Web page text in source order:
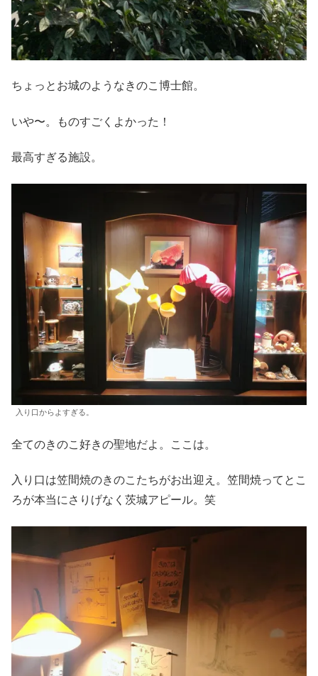
ちょっとお城のようなきのこ博士館。
いや〜。ものすごくよかった！
最高すぎる施設。
入り口からよすぎる。
全てのきのこ好きの聖地だよ。ここは。
入り口は笠間焼のきのこたちがお出迎え。笠間焼ってとこ
ろが本当にさりげなく茨城アピール。笑